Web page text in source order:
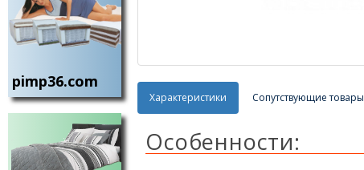
pimp36.com
Характеристики Сопутствующие товары
Особенности: